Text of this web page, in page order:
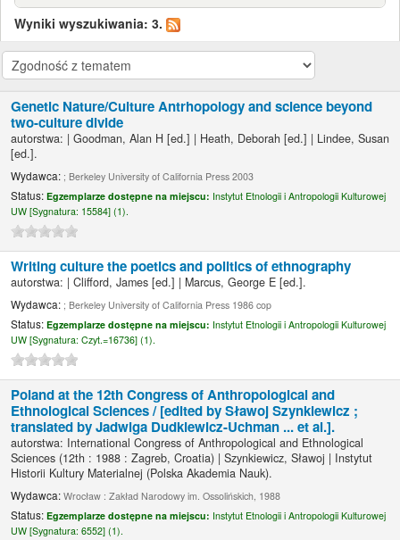
Wyniki wyszukiwania: 3.
Genetic Nature/Culture Antrhopology and science beyond
two-culture divide
autorstwa: |Goodman, Alan H [ed.] | Heath, Deborah [ed.] | Lindee, Susan
[ed.].
Wydawca: ; Berkeley University of California Press 2003
Status:Egzemplarze dostępne na miejscu: Instytut Etnologii i Antropologii Kulturowej
UW [Sygnatura: 15584] (1).
Writing culture the poetics and politics of ethnography
autorstwa: |Clifford, James [ed.] | Marcus, George E [ed.].
Wydawca: ; Berkeley University of California Press 1986 cop
Status:Egzemplarze dostępne na miejscu: Instytut Etnologii i Antropologii Kulturowej
UW [Sygnatura:Czyt.=16736] (1).
Poland at the 12th Congress of Anthropological and
Ethnological Sciences /[edited by Sławoj Szynkiewicz ;
translated by Jadwiga Dudkiewicz-Uchman ... et al.].
autorstwa: International Congress of Anthropological and Ethnological
Sciences (12th : 1988 : Zagreb, Croatia) |Szynkiewicz, Sławoj | Instytut
Historii Kultury Materialnej (Polska Akademia Nauk).
Wydawca:Wrocław : Zakład Narodowy im. Ossolińskich, 1988
Status:Egzemplarze dostępne na miejscu: Instytut Etnologii i Antropologii Kulturowej
UW [Sygnatura:6552] (1).